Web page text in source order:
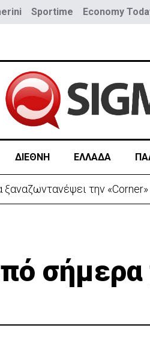
Sportime Economy
ΔΙΕΘΝΗ ΕΛΛΑΔΑ
ξαναζωντανέψει την
σήμερα